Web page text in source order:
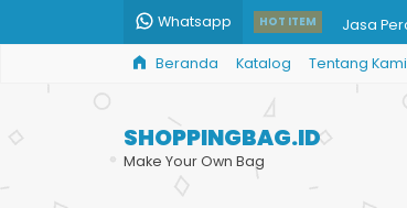
Whatsapp HOT ITEM Jasa
Harga
Jual
Pesan
Beranda Katalog Tentang Kami
SHOPPINGBAG.ID
Make Your Own Bag